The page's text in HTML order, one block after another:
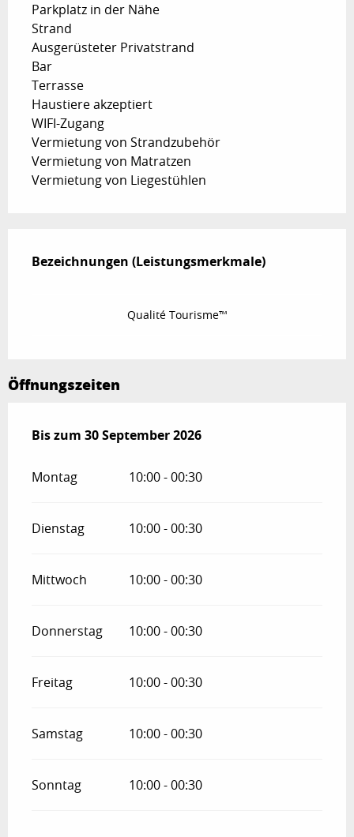
Parkplatz in der Nähe
Strand
Ausgerüsteter Privatstrand
Bar
Terrasse
Haustiere akzeptiert
WIFI-Zugang
Vermietung von Strandzubehör
Vermietung von Matratzen
Vermietung von Liegestühlen
Bezeichnungen (Leistungsmerkmale)
Bezeichnungen (Leistungsmerkmale)
Qualité Tourisme™
Öffnungszeiten
vom3 Mai 2026bis zum30 September 2026
Bis zum 30 September 2026
Montag 10:00 - 00:30
Dienstag 10:00 - 00:30
Mittwoch 10:00 - 00:30
Donnerstag 10:00 - 00:30
Freitag 10:00 - 00:30
Samstag 10:00 - 00:30
Sonntag 10:00 - 00:30